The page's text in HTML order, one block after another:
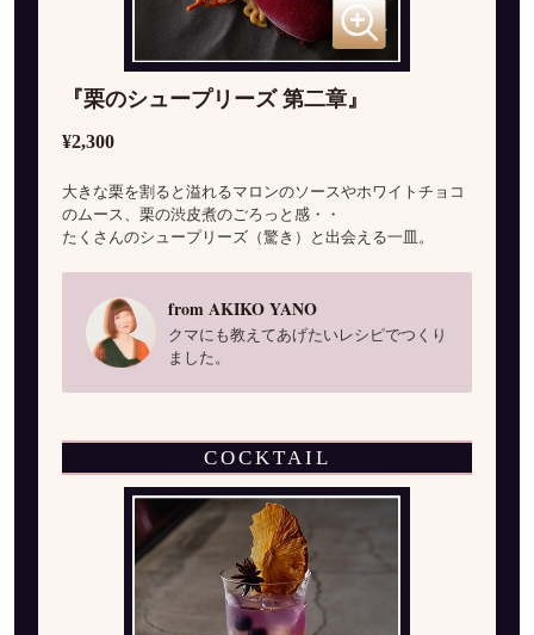
『栗のシュープリーズ 第二章』
¥2,300
大きな栗を割ると溢れるマロンのソースやホワイトチョコ
のムース、栗の渋皮煮のごろっと感・・
たくさんのシュープリーズ（驚き）と出会える一皿。
from AKIKO YANO
クマにも教えてあげたいレシピでつくり
ました。
COCKTAIL